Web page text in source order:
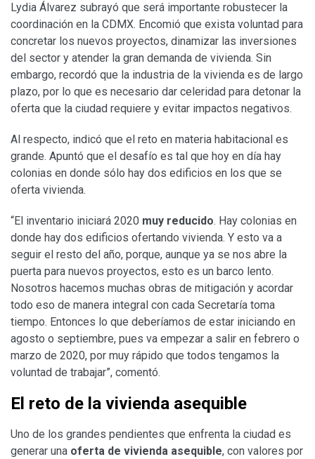
Lydia Álvarez subrayó que será importante robustecer la
coordinación en la CDMX. Encomió que exista voluntad para
concretar los nuevos proyectos, dinamizar las inversiones
del sector y atender la gran demanda de vivienda. Sin
embargo, recordó que la industria de la vivienda es de largo
plazo, por lo que es necesario dar celeridad para detonar la
oferta que la ciudad requiere y evitar impactos negativos.
Al respecto, indicó que el reto en materia habitacional es
grande. Apuntó que el desafío es tal que hoy en día hay
colonias en donde sólo hay dos edificios en los que se
oferta vivienda.
“El inventario iniciará 2020 muy reducido. Hay colonias en
donde hay dos edificios ofertando vivienda. Y esto va a
seguir el resto del año, porque, aunque ya se nos abre la
puerta para nuevos proyectos, esto es un barco lento.
Nosotros hacemos muchas obras de mitigación y acordar
todo eso de manera integral con cada Secretaría toma
tiempo. Entonces lo que deberíamos de estar iniciando en
agosto o septiembre, pues va empezar a salir en febrero o
marzo de 2020, por muy rápido que todos tengamos la
voluntad de trabajar”, comentó.
El reto de la vivienda asequible
Uno de los grandes pendientes que enfrenta la ciudad es
generar una oferta de vivienda asequible, con valores por